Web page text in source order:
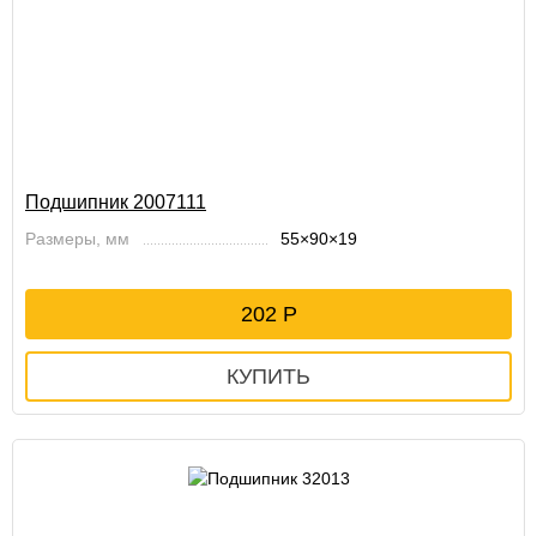
Подшипник 2007111
Размеры, мм 55×90×19
202